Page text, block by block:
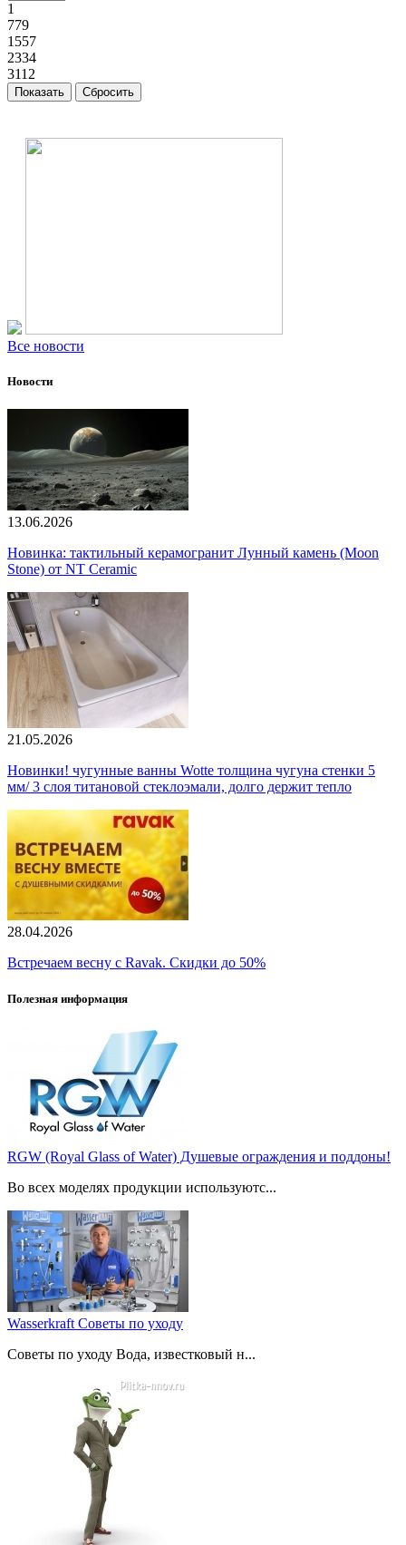
1
779
1557
2334
3112
Все новости
Новости
13.06.2026
Новинка: тактильный керамогранит Лунный камень (Moon
Stone) от NT Ceramic
21.05.2026
Новинки! чугунные ванны Wotte толщина чугуна стенки 5
мм/ 3 слоя титановой стеклоэмали, долго держит тепло
28.04.2026
Встречаем весну с Ravak. Скидки до 50%
Полезная информация
RGW (Royal Glass of Water) Душевые ограждения и поддоны!
Во всех моделях продукции используютс...
Wasserkraft Советы по уходу
Советы по уходу Вода, известковый н...